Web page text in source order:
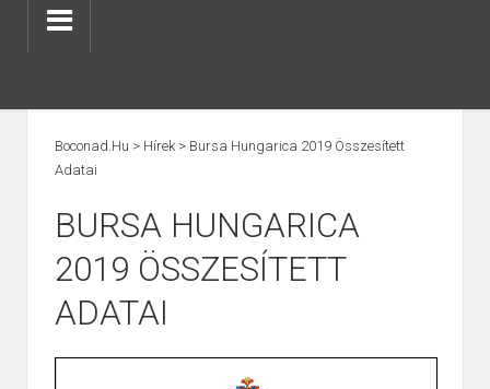
Boconad.hu > Hírek > Bursa Hungarica 2019 Összesített
Adatai
BURSA HUNGARICA
2019 ÖSSZESÍTETT
ADATAI